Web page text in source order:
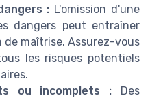
: L'omission d'une
dangers peut entraîner
de maîtrise. Assurez-vous
les risques potentiels
ou incomplets : Des